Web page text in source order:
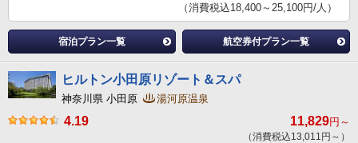
（消費税込18,400～25,100円/人）
宿泊プラン一覧 航空券付プラン一覧
ヒルトン小田原リゾート＆スパ
神奈川県 小田原 湯河原温泉
4.19 11,829円～
（消費税込13,011円～）